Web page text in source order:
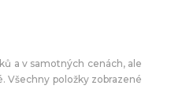
a v samotných cenách, ale
Všechny položky zobrazené